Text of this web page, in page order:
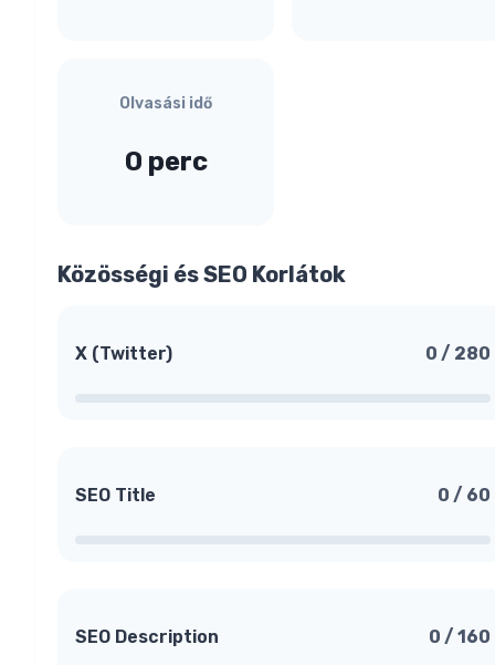
Olvasási idő
0 perc
Közösségi és SEO Korlátok
X (Twitter) 0 / 280
SEO Title 0 / 60
SEO Description 0 / 160